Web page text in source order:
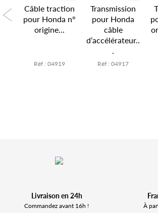
n°
Câble traction
pour Honda n°
origine...
Réf : 04919
Transmission
pour Honda
câble
d’accélérateur..
.
Réf : 04917
Livraison en 24h
Commandez avant 16h ! À